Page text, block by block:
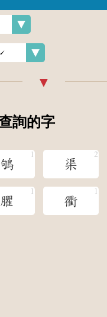
詢的字
鴝 渠
臞 衢